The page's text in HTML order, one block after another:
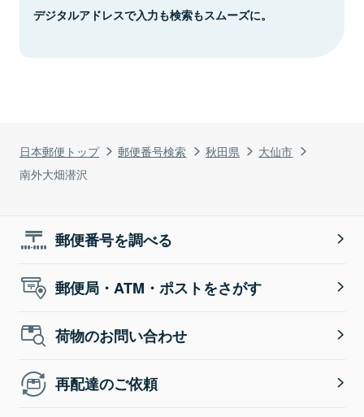
日本郵便トップ 郵便番号検索 秋田県
大仙市
南外大畑潜沢
デジタルアドレスで入力も検索もスムーズに。
郵便番号を調べる
郵便局・ATM・ポストをさがす
荷物のお問い合わせ
再配達のご依頼